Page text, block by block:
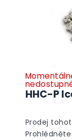
HHC-P
Prodej